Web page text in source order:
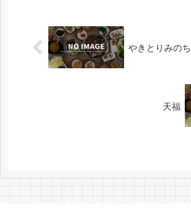
やきとりみの
天福